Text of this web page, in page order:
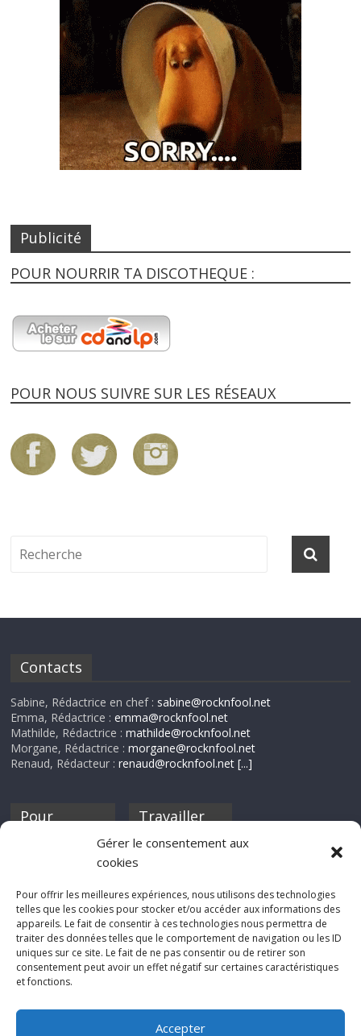
Gérer le consentement aux
cookies
Pour offrir les meilleures expériences, nous utilisons des technologies
telles que les cookies pour stocker et/ou accéder aux informations des
appareils. Le fait de consentir à ces technologies nous permettra de
traiter des données telles que le comportement de navigation ou les ID
uniques sur ce site. Le fait de ne pas consentir ou de retirer son
consentement peut avoir un effet négatif sur certaines caractéristiques
et fonctions.
Accepter
Publicité
POUR NOURRIR TA DISCOTHEQUE :
POUR NOUS SUIVRE SUR LES RÉSEAUX
Contacts
Sabine, Rédactrice en chef : sabine@rocknfool.net
Emma, Rédactrice :emma@rocknfool.net
Mathilde, Rédactrice :mathilde@rocknfool.net
Morgane, Rédactrice :morgane@rocknfool.net
Renaud, Rédacteur :renaud@rocknfool.net [...]
Pour
discothèque
Travailler
Si tu souhaites
Rocknfool, n'hésite
pas à nous envoyer
tes chroniques de
concerts, de films,
séries ou des billets
d'humeur :